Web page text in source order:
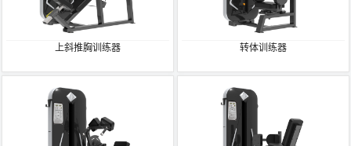
上斜推胸训练器 转体训练器